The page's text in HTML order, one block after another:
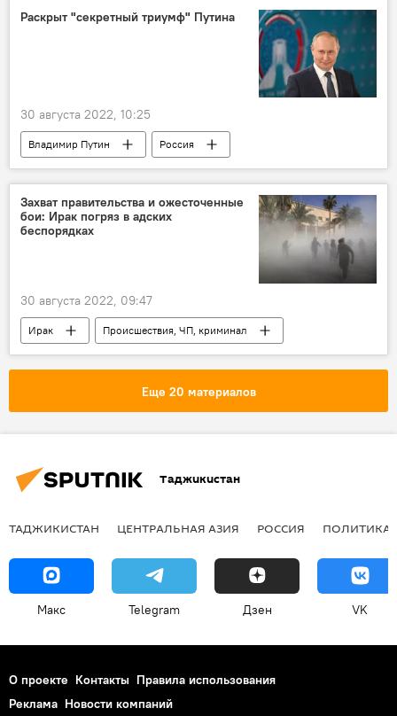
Раскрыт "секретный триумф" Путина
30 августа 2022, 10:25
Владимир Путин
Россия
Обзор СМИ
сельское хозяйство
Италия
Политика
Захват правительства и ожесточенные
бои: Ирак погряз в адских
беспорядках
30 августа 2022, 09:47
Ирак
Происшествия, ЧП, криминал
Мир
Багдад протесты
Еще 20 материалов
Таджикистан
ТАДЖИКИСТАН ЦЕНТРАЛЬНАЯ АЗИЯ РОССИЯ ПОЛИТИКА
Макс Telegram Дзен VK
О проекте Контакты Правила использования
Реклама Новости компаний